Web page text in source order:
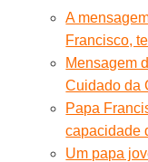
A
Francisco,
Mensagem
Cuidado da
Papa
capacidade
Um papa